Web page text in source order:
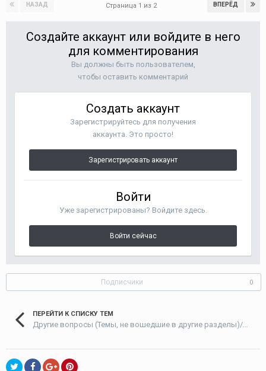
НАЗАД ВПЕРЁД
Страница 1 из 2
Создайте аккаунт или войдите в него
для комментирования
Вы должны быть пользователем,
чтобы оставить комментарий
Создать аккаунт
Зарегистрируйтесь для получения
аккаунта. Это просто!
Зарегистрировать аккаунт
Войти
Уже зарегистрированы? Войдите здесь.
Войти сейчас
Подписчики 0
ПЕРЕЙТИ К СПИСКУ ТЕМ
Другие вопросы (Темы, не вошедшие в другие разделы)/Other issues